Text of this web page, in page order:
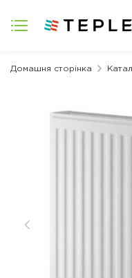
Домашня сторінка